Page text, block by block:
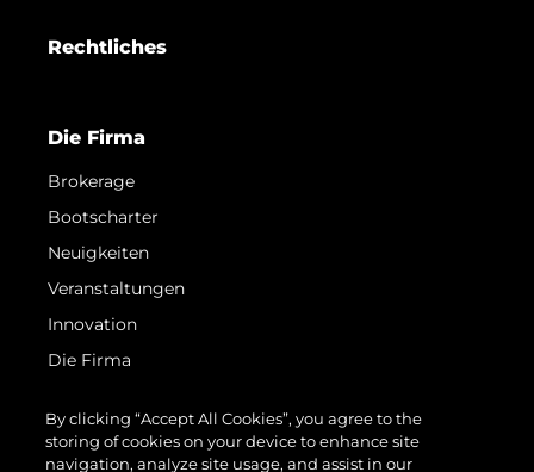
Rechtliches
Die Firma
Brokerage
Bootscharter
Neuigkeiten
Veranstaltungen
Innovation
Die Firma
Lifestyle
Geschichte
By clicking “Accept All Cookies”, you agree to the
storing of cookies on your device to enhance site
navigation, analyze site usage, and assist in our